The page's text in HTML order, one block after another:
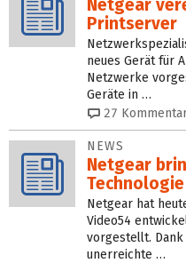
Netgear
Printserver
neues Gerät für
Netzwerke
Geräte in …
27
NEWS
Netgear
Technologie
Netgear hat
Video54
vorgestellt. Dank
unerreichte …